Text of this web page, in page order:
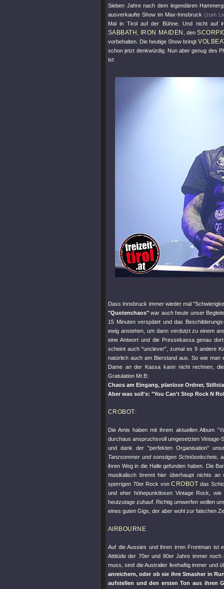
Sieben Jahre nach dem legendären
ausverkaufte Show im Max-Innsbruck (zum
Mal in Tirol auf der Bühne. Und nicht auf
SABBATH IRON MAIDEN , den
vorbehalten. Die heutige Show bringt
schon jetzt denkwürdig. Nun aber genug des
ist:
Dass Innsbruck immer wieder mal
"Quotenchaos" war auch heute unser
15 Minuten verspätet und das
ewig anstehen, um dann verdutzt zu einem
eine Antwort und die Pressekassa genau
scheint auch "unclever", zumal es 9 andere
natürlich auch am Bierstand aus. So wie
Dame an der Kassa kann nicht rechnen,
Gratulation Mr.B:
Chaos am Eingang, planlose Ordner,
Aber was soll's: "You Can't Stop Rock N
CROBOT:
Die Amis haben mit ihrem aktuellen Album
durchaus anspruchsvoll umgesetzten Vintage-
und dank der"perfekten Organisation"
Tanzsommer und sonstigen Schnöselscheis,
ihren Weg in die Halle gefunden haben. Die
musikalisch brennt hier überhaupt nichts
sperrigen 70er Rock vonCROBOT das
und eher höhepunktlosen Vintage Rock,
heutzutage zuhauf. Richtig umwerfen wollen
eines guten Gigs, der aber wohl zur falschen
AIRBOURNE
Auf die Aussies und ihren irren Frontman ist
Attitüde der 70er und 80er Jahre immer
muss, sind die Australier livehaftig immer und
anreichern, oder ob sie ihre Smasher in
aufstellen und den ersten Ton aus ihren